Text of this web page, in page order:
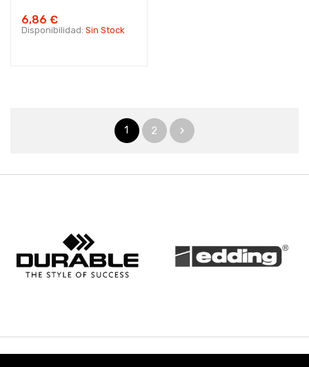
6,86 €
Disponibilidad: Sin Stock
1 2 